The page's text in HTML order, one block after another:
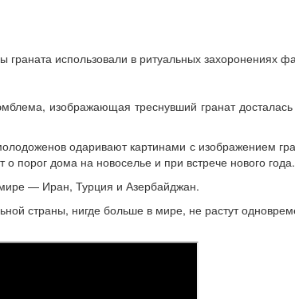
использовали в ритуальных захоронениях
изображающая треснувший гранат
одаривают картинами с изображением
порог дома на новоселье и при встрече нового года.
— Иран, Турция и Азербайджан.
страны, нигде больше в мире, не растут